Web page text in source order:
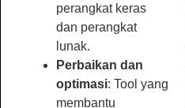
perangkat keras
dan perangkat
lunak.
Perbaikan dan
optimasi: Tool yang
membantu